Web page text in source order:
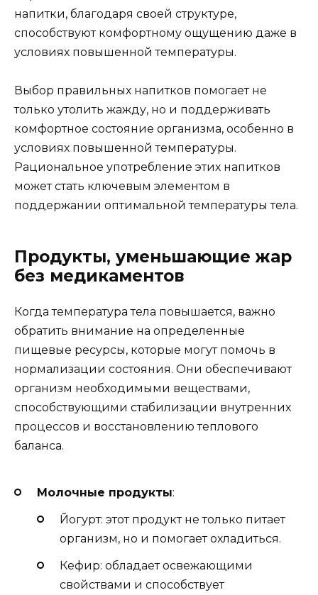
напитки, благодаря своей структуре,
способствуют комфортному ощущению даже в
условиях повышенной температуры.
Выбор правильных напитков помогает не
только утолить жажду, но и поддерживать
комфортное состояние организма, особенно в
условиях повышенной температуры.
Рациональное употребление этих напитков
может стать ключевым элементом в
поддержании оптимальной температуры тела.
Продукты, уменьшающие жар
без медикаментов
Когда температура тела повышается, важно
обратить внимание на определенные
пищевые ресурсы, которые могут помочь в
нормализации состояния. Они обеспечивают
организм необходимыми веществами,
способствующими стабилизации внутренних
процессов и восстановлению теплового
баланса.
Молочные продукты:
Йогурт: этот продукт не только питает
организм, но и помогает охладиться.
Кефир: обладает освежающими
свойствами и способствует